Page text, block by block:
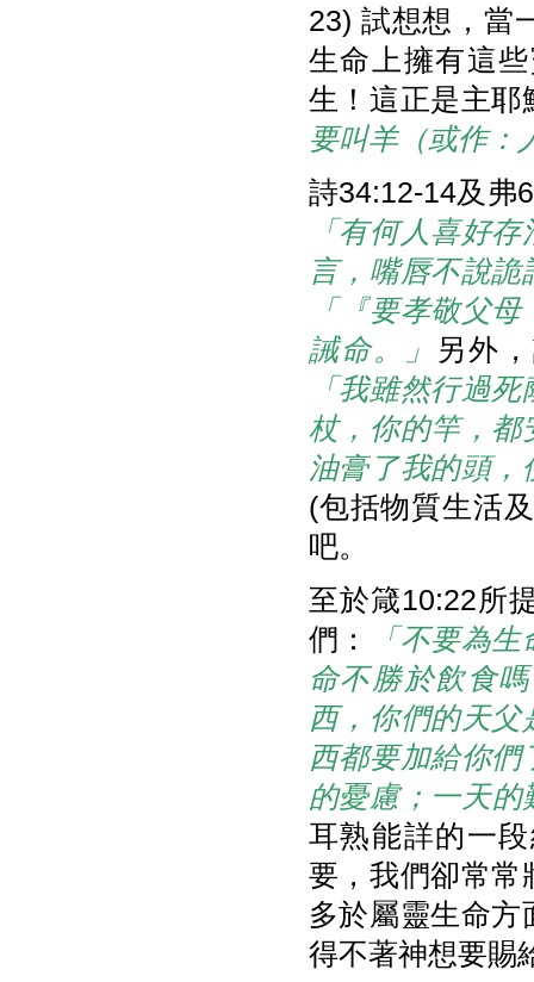
23) 試想想，當
生命上擁有這
生！這正是主耶
要叫羊（或作：
詩34:12-14及弗
「有何人喜好存
言，嘴唇不說
「『要孝敬父母
誡命。」 另外
「我雖然行過
杖，你的竿，都
油膏了我的頭，
(包括物質生活
吧。
至於箴10:22所
們：
「不要為
命不勝於飲食
西，你們的天
西都要加給你
的憂慮；一天
耳熟能詳的一
要，我們卻常常
多於屬靈生命
得不著神想要賜